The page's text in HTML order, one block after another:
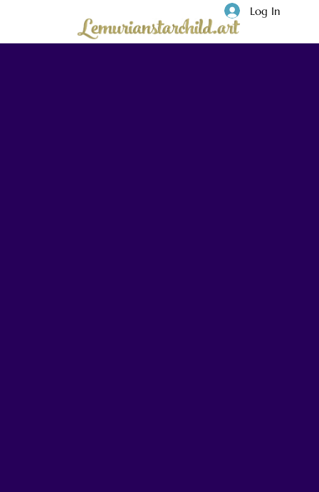
Log In